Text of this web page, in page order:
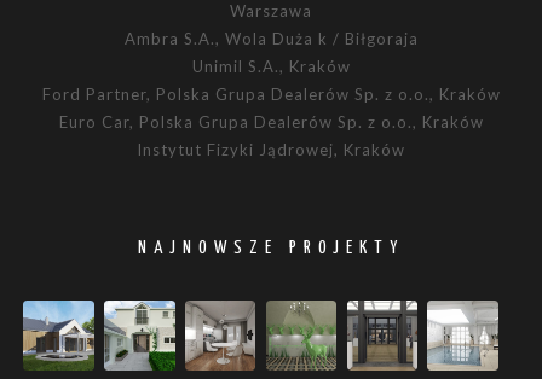
Warszawa
Ambra S.A., Wola Duża k / Biłgoraja
Unimil S.A., Kraków
Ford Partner, Polska Grupa Dealerów Sp. z o.o., Kraków
Euro Car, Polska Grupa Dealerów Sp. z o.o., Kraków
Instytut Fizyki Jądrowej, Kraków
NAJNOWSZE PROJEKTY